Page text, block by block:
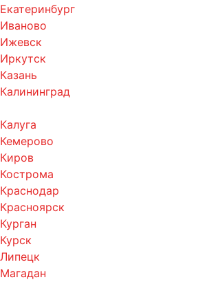
Екатеринбург
Иваново
Ижевск
Иркутск
Казань
Калининград
Калуга
Кемерово
Киров
Кострома
Краснодар
Красноярск
Курган
Курск
Липецк
Магадан